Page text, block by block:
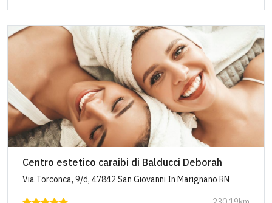
Centro estetico caraibi di Balducci Deborah
Via Torconca, 9/d, 47842 San Giovanni In Marignano RN